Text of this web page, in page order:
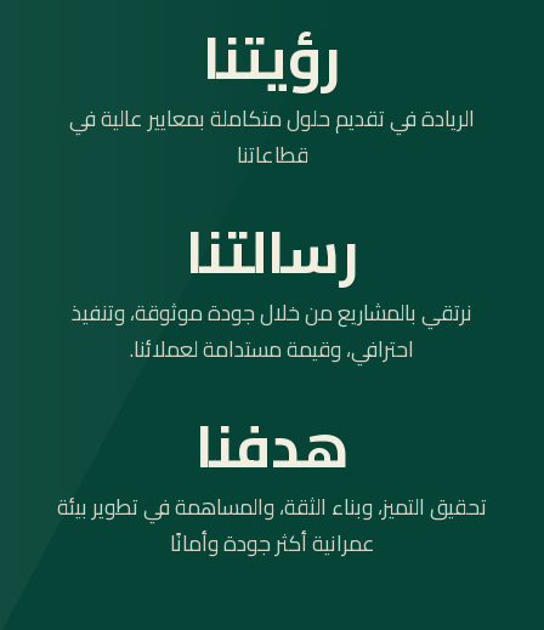
رؤيتنا
الريادة في تقديم حلول متكاملة بمعايير عالية في
قطاعاتنا
رسالتنا
نرتقي بالمشاريع من خلال جودة موثوقة، وتنفيذ
احترافي، وقيمة مستدامة لعملائنا.
هدفنا
تحقيق التميز، وبناء الثقة، والمساهمة في تطوير بيئة
عمرانية أكثر جودة وأمانًا